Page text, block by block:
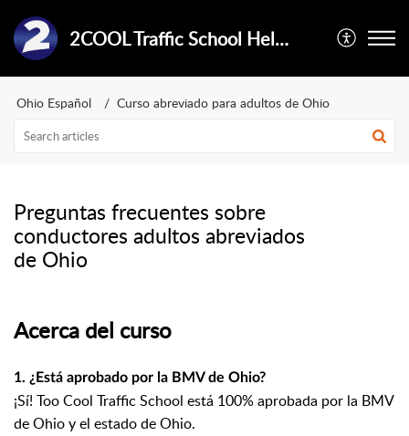
2COOL Traffic School Help Center
Ohio Español Curso abreviado para adultos de Ohio
Preguntas frecuentes sobre
conductores adultos abreviados
de Ohio
Acerca del curso
1. ¿Está aprobado por la BMV de Ohio?
¡Sí! Too Cool Traffic School está 100% aprobada por la BMV
de Ohio y el estado de Ohio.